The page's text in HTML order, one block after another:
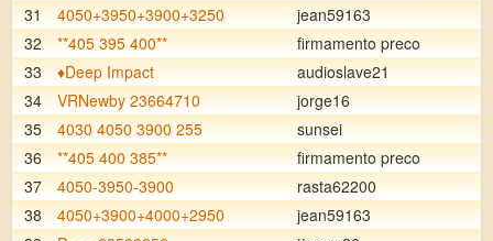
31
4050+3950+3900+3250
jean59163
32
**405 395 400**
firmamento preco
33
♦️Deep Impact
audioslave21
34
VRNewby 23664710
jorge16
35
4030 4050 3900 255
sunsei
36
**405 400 385**
firmamento preco
37
4050-3950-3900
rasta62200
38
4050+3900+4000+2950
jean59163